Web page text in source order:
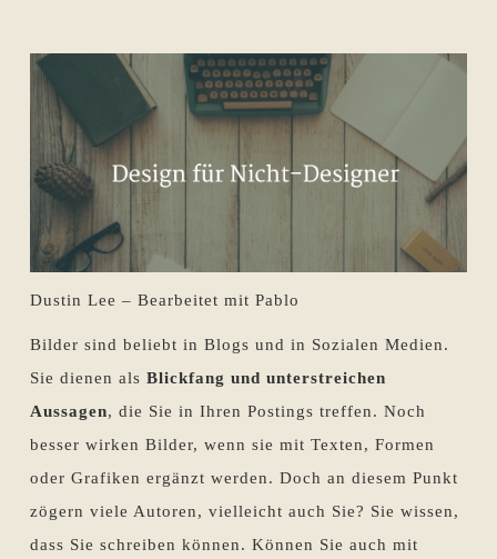
Dustin Lee – Bearbeitet mit Pablo
Bilder sind beliebt in Blogs und in Sozialen Medien.
Sie dienen als Blickfang und unterstreichen
Aussagen, die Sie in Ihren Postings treffen. Noch
besser wirken Bilder, wenn sie mit Texten, Formen
oder Grafiken ergänzt werden. Doch an diesem Punkt
zögern viele Autoren, vielleicht auch Sie? Sie wissen,
dass Sie schreiben können. Können Sie auch mit